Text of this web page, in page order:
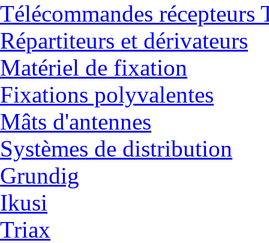
Télécommandes récepteurs
Répartiteurs et dérivateurs
Matériel de fixation
Fixations polyvalentes
Mâts d'antennes
Systèmes de distribution
Grundig
Ikusi
Triax